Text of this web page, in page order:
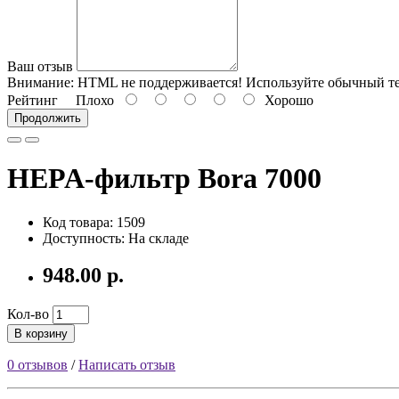
Ваш отзыв
Внимание: HTML не поддерживается! Используйте обычный
Рейтинг Плохо Хорошо
Продолжить
HEPA-фильтр Bora 7000
Код товара: 1509
Доступность: На складе
948.00 р.
Кол-во
В корзину
0 отзывов /Написать отзыв